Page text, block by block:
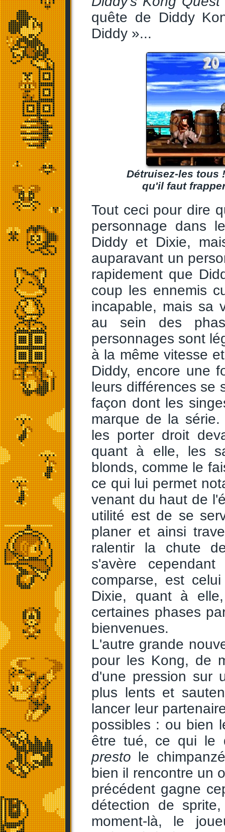
quête de Diddy
Diddy »...
Détruisez-les tous
qu'il faut
Tout ceci pour dire
personnage dans
Diddy et Dixie,
auparavant un
rapidement que
coup les ennemis
incapable, mais sa
au sein des
personnages sont
à la même vitesse
Diddy, encore une
leurs différences se
façon dont les
marque de la
les porter droit
quant à elle, les
blonds, comme le
ce qui lui permet
venant du haut de
utilité est de se
planer et ainsi
ralentir la chute
s'avère
comparse, est
Dixie, quant à
certaines phases
bienvenues.
L'autre grande
pour les Kong, de
d'une pression sur
plus lents et
lancer leur
possibles : ou bien
être tué, ce qui le
presto le
bien il rencontre un
précédent gagne
détection de
moment-là, le